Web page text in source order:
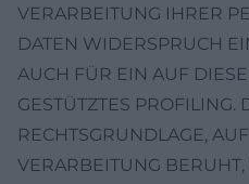
VERARBEITUNG IHRER
DATEN WIDERSPRUCH
AUCH FÜR EIN AUF
GESTÜTZTES PROFILING.
RECHTSGRUNDLAGE,
VERARBEITUNG